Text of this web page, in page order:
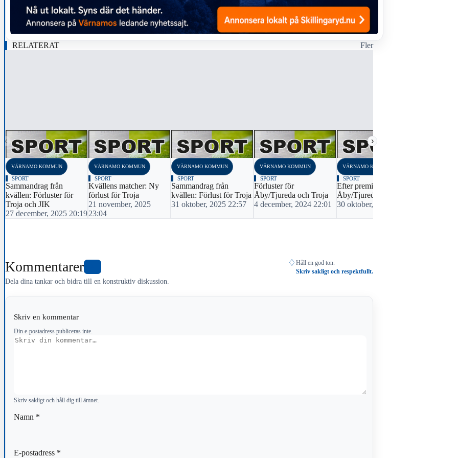
RELATERAT Fler
‹ ›
VÄRNAMO KOMMUN
SPORT
Sammandrag från
kvällen: Förluster för
Troja och JIK
27 december, 2025 20:19
VÄRNAMO KOMMUN
SPORT
Kvällens matcher: Ny
förlust för Troja
21 november, 2025
23:04
VÄRNAMO KOMMUN
SPORT
Sammandrag från
kvällen: Förlust för Troja
31 oktober, 2025 22:57
VÄRNAMO KOMMUN
SPORT
Förluster för
Åby/Tjureda och Troja
4 december, 2024 22:01
VÄRNAMO KOMMUN
SPORT
Efter premiärsuccén -
Åby/Tjureda föll tungt
30 oktober, 2024 22:42
Kommentarer
Dela dina tankar och bidra till en konstruktiv diskussion.
♢ Håll en god ton.
Skriv sakligt och respektfullt.
Skriv en kommentar
Din e-postadress publiceras inte.
Kommentar
Skriv sakligt och håll dig till ämnet.
Namn *
E-postadress *